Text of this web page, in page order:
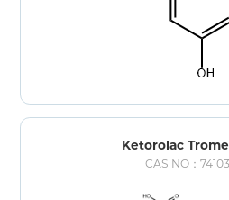
Ketorolac
CAS NO：